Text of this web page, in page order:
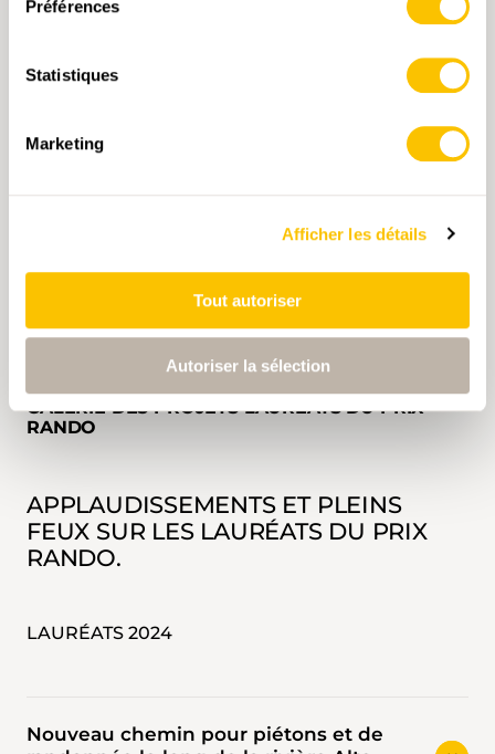
Préférences
Statistiques
Marketing
Afficher les détails
Tout autoriser
Autoriser la sélection
GALERIE DES PROJETS LAURÉATS DU PRIX
RANDO
APPLAUDISSEMENTS ET PLEINS
FEUX SUR LES LAURÉATS DU PRIX
RANDO.
LAURÉATS 2024
Nouveau chemin pour piétons et de